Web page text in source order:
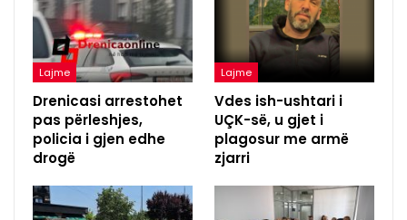
Lajme
Drenicasi arrestohet
pas përleshjes,
policia i gjen edhe
drogë
Lajme
Vdes ish-ushtari i
UÇK-së, u gjet i
plagosur me armë
zjarri